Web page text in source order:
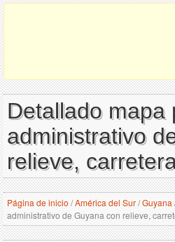
Detallado mapa
administrativo
relieve,
Página de inicio /América del Sur/Guyana
administrativo de Guyana con relieve,